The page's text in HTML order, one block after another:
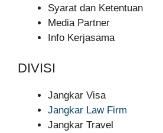
Syarat dan Ketentuan
Media Partner
Info Kerjasama
DIVISI
Jangkar Visa
Jangkar Law Firm
Jangkar Travel